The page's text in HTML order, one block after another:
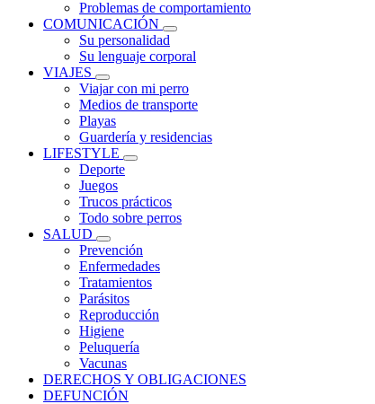
Problemas de comportamiento
COMUNICACIÓN
Su personalidad
Su lenguaje corporal
VIAJES
Viajar con mi perro
Medios de transporte
Playas
Guardería y residencias
LIFESTYLE
Deporte
Juegos
Trucos prácticos
Todo sobre perros
SALUD
Prevención
Enfermedades
Tratamientos
Parásitos
Reproducción
Higiene
Peluquería
Vacunas
DERECHOS Y OBLIGACIONES
DEFUNCIÓN